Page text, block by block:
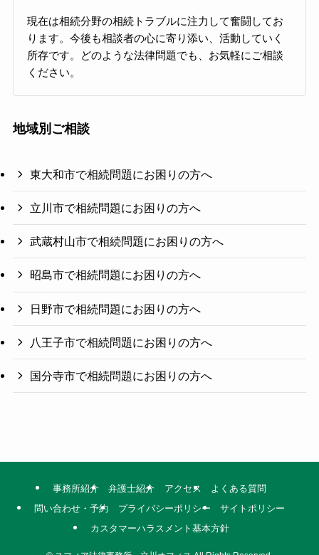
現在は相続分野の相続トラブルに注力して奮闘してお
ります。今後も相談者の心に寄り添い、活動していく
所存です。どのような法律問題でも、お気軽にご相談
ください。
地域別ご相談
東大和市で相続問題にお困りの方へ
立川市で相続問題にお困りの方へ
武蔵村山市で相続問題にお困りの方へ
昭島市で相続問題にお困りの方へ
日野市で相続問題にお困りの方へ
八王子市で相続問題にお困りの方へ
国分寺市で相続問題にお困りの方へ
事務所紹介 弁護士紹介 アクセス
よくある質問
問い合わせ・予約
プライバシーポリシー
サイトポリシー
カスタマーハラスメント基本方針